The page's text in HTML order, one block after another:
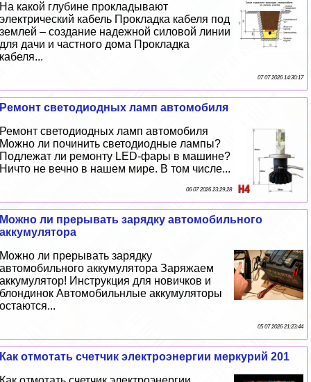
На какой глубине прокладывают
электрический кабель Прокладка кабеля под
землей – создание надежной силовой линии
для дачи и частного дома Прокладка
кабеля...
07 07 2026 14:30:17
Ремонт светодиодных ламп автомобиля
Ремонт светодиодных ламп автомобиля
Можно ли починить светодиодные лампы?
Подлежат ли ремонту LED-фары в машине?
Ничто не вечно в нашем мире. В том числе...
06 07 2026 23:29:28
Можно ли прерывать зарядку автомобильного
аккумулятора
Можно ли прерывать зарядку
автомобильного аккумулятора Заряжаем
аккумулятор! Инструкция для новичков и
блондинок Автомобильнлые аккумуляторы
остаются...
05 07 2026 21:23:44
Как отмотать счетчик электроэнергии меркурий 201